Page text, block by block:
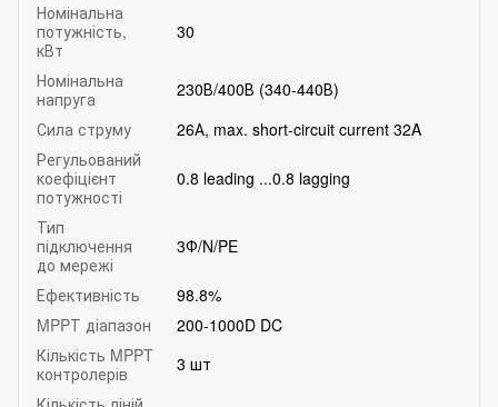
Номінальна
потужність,
кВт
30
Номінальна
напруга
230В/400В (340-440В)
Сила струму
26А, max. short-circuit current 32A
Регульований
коефіцієнт
потужності
0.8 leading ...0.8 lagging
Тип
підключення
до мережі
3Ф/N/PE
Ефективність
98.8%
MPPТ діапазон
200-1000D DC
Кількість MPPT
контролерів
3 шт